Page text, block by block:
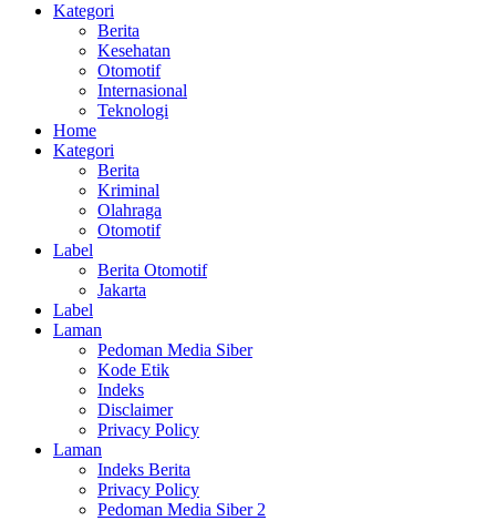
Kategori
Berita
Kesehatan
Otomotif
Internasional
Teknologi
Home
Kategori
Berita
Kriminal
Olahraga
Otomotif
Label
Berita Otomotif
Jakarta
Label
Laman
Pedoman Media Siber
Kode Etik
Indeks
Disclaimer
Privacy Policy
Laman
Indeks Berita
Privacy Policy
Pedoman Media Siber 2